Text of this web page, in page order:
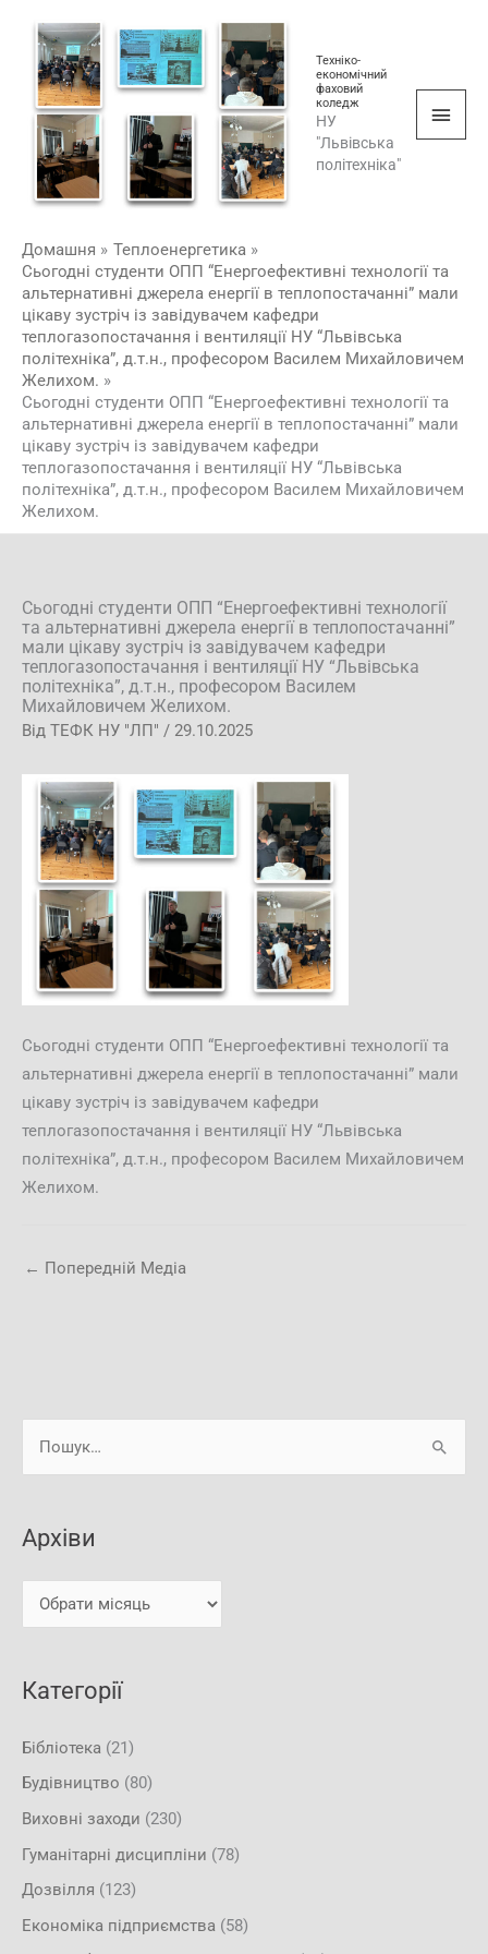
вмісту
Техніко-
економічний
фаховий
коледж
НУ
"Львівська
політехніка"
Домашня
Теплоенергетика
Сьогодні студенти ОПП “Енергоефективні технології та
альтернативні джерела енергії в теплопостачанні” мали
цікаву зустріч із завідувачем кафедри
теплогазопостачання і вентиляції НУ “Львівська
політехніка”, д.т.н., професором Василем Михайловичем
Желихом.
Сьогодні студенти ОПП “Енергоефективні технології та
альтернативні джерела енергії в теплопостачанні” мали
цікаву зустріч із завідувачем кафедри
теплогазопостачання і вентиляції НУ “Львівська
політехніка”, д.т.н., професором Василем Михайловичем
Желихом.
Сьогодні студенти ОПП “Енергоефективні технології
та альтернативні джерела енергії в теплопостачанні”
мали цікаву зустріч із завідувачем кафедри
теплогазопостачання і вентиляції НУ “Львівська
політехніка”, д.т.н., професором Василем
Михайловичем Желихом.
Від ТЕФК НУ "ЛП" / 29.10.2025
Сьогодні студенти ОПП “Енергоефективні технології та
альтернативні джерела енергії в теплопостачанні” мали
цікаву зустріч із завідувачем кафедри
теплогазопостачання і вентиляції НУ “Львівська
політехніка”, д.т.н., професором Василем Михайловичем
Желихом.
← Попередній Медіа
а
т
Архіви
Категорії
Бібліотека (21)
Будівництво (80)
Виховні заходи (230)
Гуманітарні дисципліни (78)
Дозвілля (123)
Економіка підприємства (58)